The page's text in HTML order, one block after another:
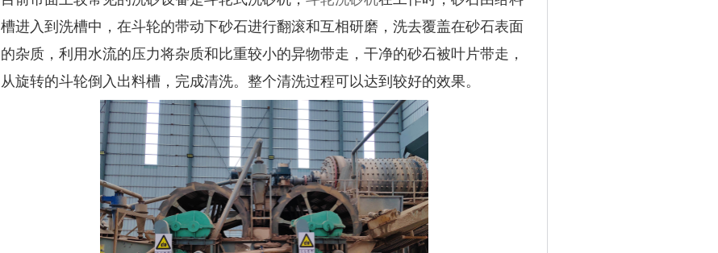
槽进入到洗槽中，在斗轮的带动下砂石进行翻滚和互相研磨，洗去覆盖在砂石表面
的杂质，利用水流的压力将杂质和比重较小的异物带走，干净的砂石被叶片带走，
从旋转的斗轮倒入出料槽，完成清洗。整个清洗过程可以达到较好的效果。